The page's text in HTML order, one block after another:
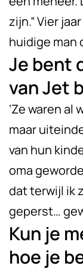
zijn.” Vier
huidige man
Je bent
van Jet
‘Ze waren al
maar
van hun
oma
dat terwijl ik
geperst…
Kun je
hoe je